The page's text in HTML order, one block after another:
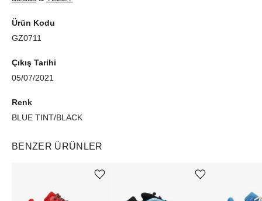
Ürün Kodu
GZ0711
Çıkış Tarihi
05/07/2021
Renk
BLUE TINT/BLACK
BENZER ÜRÜNLER
Ürünü istek listesine ekle veya listeden çıkar Ürünü istek listesine ekle veya listeden çıkar